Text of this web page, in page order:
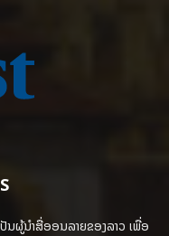
ນຜູ້ນຳສື່ອອນລາຍຂອງລາວ ເພື່ອ